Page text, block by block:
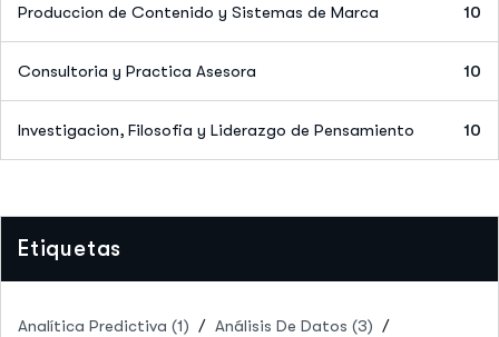
Produccion de Contenido y Sistemas de Marca 10
Consultoria y Practica Asesora 10
Investigacion, Filosofia y Liderazgo de Pensamiento 10
Etiquetas
Analítica Predictiva (1) Análisis De Datos (3)